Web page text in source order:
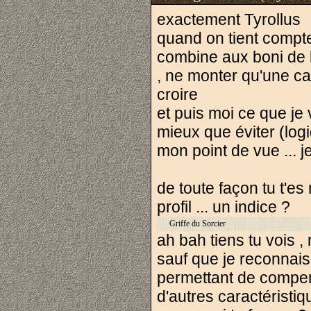
exactement Tyrollus
quand on tient
combine aux boni
, ne monter qu'une
croire
et puis moi ce que je
mieux que éviter
mon point de vue ...
de toute façon tu
profil ... un indice ?
Griffe du Sorcier
ah bah tiens tu vois ,
sauf que je
permettant de
d'autres